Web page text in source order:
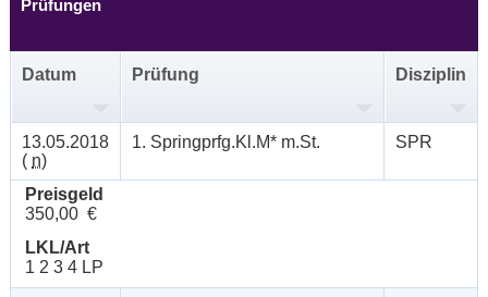
Prüfungen
Datum Prüfung Disziplin
13.05.2018
( n)
1. Springprfg.Kl.M* m.St. SPR
Preisgeld
350,00 €
LKL/Art
1 2 3 4 LP